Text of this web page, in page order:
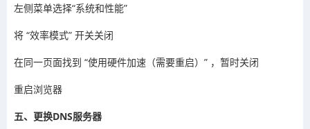
左侧菜单选择“系统和性能”
将 “效率模式” 开关关闭
在同一页面找到 “使用硬件加速（需要重启）” ，暂时关闭
重启浏览器
五、更换DNS服务器